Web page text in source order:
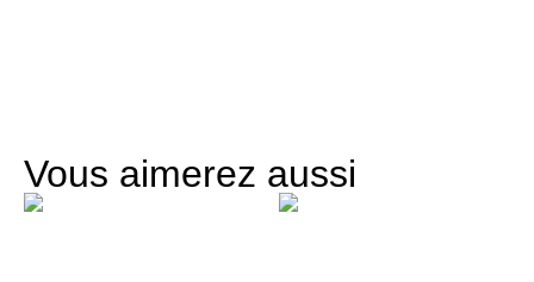
Vous aimerez aussi